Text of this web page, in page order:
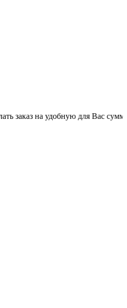
на удобную для Вас сумму. Все